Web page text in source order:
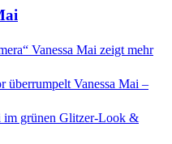
Vanessa Mai zeigt mehr
überrumpelt Vanessa Mai –
im grünen Glitzer-Look &